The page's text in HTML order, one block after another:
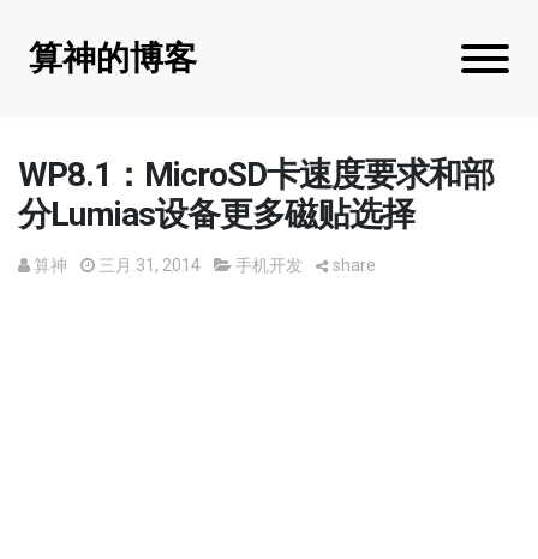
算神的博客
WP8.1：MicroSD卡速度要求和部
分Lumias设备更多磁贴选择
算神 三月 31, 2014 手机开发 share